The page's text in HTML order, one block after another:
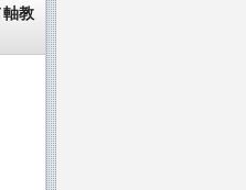
軸教